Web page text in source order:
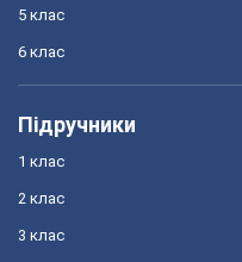
5 клас
6 клас
Підручники
1 клас
2 клас
3 клас